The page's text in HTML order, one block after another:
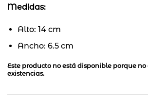
Medidas:
Alto: 14 cm
Ancho: 6.5 cm
Este producto no está disponible porque
existencias.